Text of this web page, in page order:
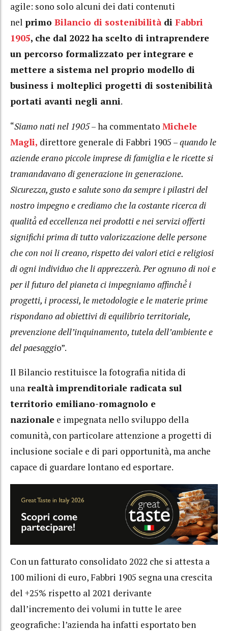
agile: sono solo alcuni dei dati contenuti
nel primo Bilancio di sostenibilità di Fabbri
1905, che dal 2022 ha scelto di intraprendere
un percorso formalizzato per integrare e
mettere a sistema nel proprio modello di
business i molteplici progetti di sostenibilità
portati avanti negli anni.
“Siamo nati nel 1905– ha commentato Michele
Magli, direttore generale di Fabbri 1905 –quando le
aziende erano piccole imprese di famiglia e le ricette si
tramandavano di generazione in generazione.
Sicurezza, gusto e salute sono da sempre i pilastri del
nostro impegno e crediamo che la costante ricerca di
qualità̀ ed eccellenza nei prodotti e nei servizi offerti
significhi prima di tutto valorizzazione delle persone
che con noi li creano, rispetto dei valori etici e religiosi
di ogni individuo che li apprezzerà. Per ognuno di noi e
per il futuro del pianeta ci impegniamo affinché́ i
progetti, i processi, le metodologie e le materie prime
rispondano ad obiettivi di equilibrio territoriale,
prevenzione dell’inquinamento, tutela dell’ambiente e
del paesaggio”.
Il Bilancio restituisce la fotografia nitida di
unarealtà imprenditoriale radicata sul
territorio emiliano-romagnolo e
nazionale e impegnata nello sviluppo della
comunità, con particolare attenzione a progetti di
inclusione sociale e di pari opportunità, ma anche
capace di guardare lontano ed esportare.
Con un fatturato consolidato 2022 che si attesta a
100 milioni di euro, Fabbri 1905 segna una crescita
del +25% rispetto al 2021 derivante
dall’incremento dei volumi in tutte le aree
geografiche: l’azienda ha infatti esportato ben